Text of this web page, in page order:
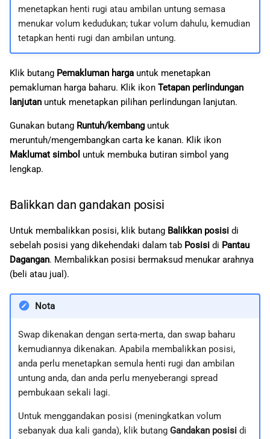
menetapkan henti rugi atau ambilan untung semasa
menukar volum kedudukan; tukar volum dahulu, kemudian
tetapkan henti rugi dan ambilan untung.
Klik butang Pemakluman harga untuk menetapkan
pemakluman harga baharu. Klik ikon Tetapan perlindungan
lanjutan untuk menetapkan pilihan perlindungan lanjutan.
Gunakan butang Runtuh/kembang untuk
meruntuh/mengembangkan carta ke kanan. Klik ikon
Maklumat simbol untuk membuka butiran simbol yang
lengkap.
Balikkan dan gandakan posisi
Untuk membalikkan posisi, klik butang Balikkan posisi di
sebelah posisi yang dikehendaki dalam tab Posisi di Pantau
Dagangan. Membalikkan posisi bermaksud menukar arahnya
(beli atau jual).
Nota
Swap dikenakan dengan serta-merta, dan swap baharu
kemudiannya dikenakan. Apabila membalikkan posisi,
anda perlu menetapkan semula henti rugi dan ambilan
untung anda, dan anda perlu menyeberangi spread
pembukaan sekali lagi.
Untuk menggandakan posisi (meningkatkan volum
sebanyak dua kali ganda), klik butang Gandakan posisidi